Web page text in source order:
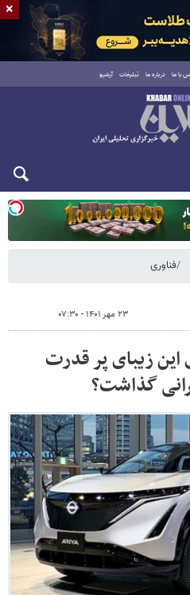
با ما درباره ما تبلیغات آرشیو
فناوری
۲۳ مهر ۱۴۰۱ - ۰۷:۳۰
زیبای پر قدرت
گذاشت؟
×